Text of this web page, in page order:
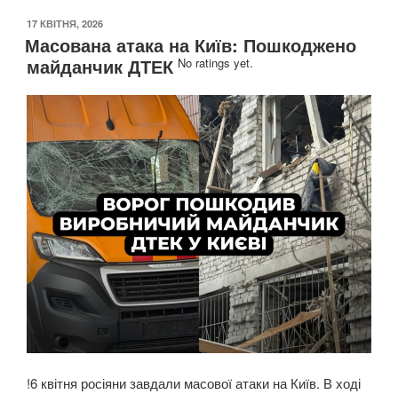
ОПУБЛІКОВАНО
17 КВІТНЯ, 2026
Масована атака на Київ: Пошкоджено
майданчик ДТЕК No ratings yet.
!6 квітня росіяни завдали масової атаки на Київ. В ході